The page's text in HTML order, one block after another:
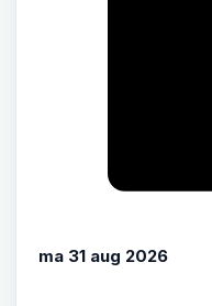
ma 31 aug 2026